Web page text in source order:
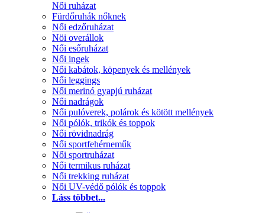
Női ruházat
Fürdőruhák nőknek
Női edzőruházat
Nöi overállok
Női esőruházat
Női ingek
Női kabátok, köpenyek és mellények
Női leggings
Női merinó gyapjú ruházat
Női nadrágok
Női pulóverek, polárok és kötött mellények
Női pólók, trikók és toppok
Női rövidnadrág
Női sportfehérneműk
Női sportruházat
Női termikus ruházat
Női trekking ruházat
Női UV-védő pólók és toppok
Láss többet...